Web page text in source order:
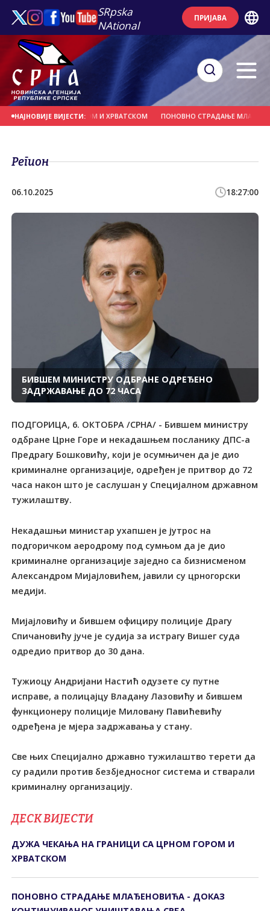
SRpska
NAtional
ПРИЈАВА
НАЈНОВИЈЕ ВИЈЕСТИ:
СА ЦРНОМ ГОРОМ И ХРВАТСКОМ ПОНОВНО СТРАДАЊЕ
Регион
06.10.2025 18:27:00
БИВШЕМ МИНИСТРУ ОДБРАНЕ ОДРЕЂЕНО
ЗАДРЖАВАЊЕ ДО 72 ЧАСА
ПОДГОРИЦА, 6. ОКТОБРА /СРНА/ - Бившем министру
одбране Црне Горе и некадашњем посланику ДПС-а
Предрагу Бошковићу, који је осумњичен да је дио
криминалне организације, одређен је притвор до 72
часа након што је саслушан у Специјалном државном
тужилаштву.
Некадашњи министар ухапшен је јутрос на
подгоричком аеродрому под сумњом да је дио
криминалне организације заједно са бизнисменом
Александром Мијајловићем, јавили су црногорски
медији.
Мијајловићу и бившем официру полиције Драгу
Спичановићу јуче је судија за истрагу Вишег суда
одредио притвор до 30 дана.
Тужиоцу Андријани Настић одузете су путне
исправе, а полицајцу Владану Лазовићу и бившем
функционеру полиције Миловану Павићевићу
одређена је мјера задржавања у стану.
Све њих Специјално државно тужилаштво терети да
су радили против безбједносног система и стварали
криминалну организацију.
ДЕСК ВИЈЕСТИ
ДУЖА ЧЕКАЊА НА ГРАНИЦИ СА ЦРНОМ ГОРОМ И
ХРВАТСКОМ
ПОНОВНО СТРАДАЊЕ МЛАЂЕНОВИЋА - ДОКАЗ